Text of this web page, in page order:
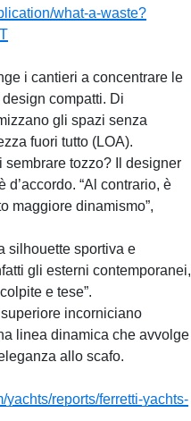
what-a-waste?
i cantieri a concentrare le
compatti. Di
gli spazi senza
fuori tutto (LOA).
tozzo? Il designer
“Al contrario, è
maggiore dinamismo”,
silhouette sportiva e
gli esterni contemporanei,
e tese”.
incorniciano
linea dinamica che avvolge
allo scafo.
yachts/reports/ferretti-yachts-